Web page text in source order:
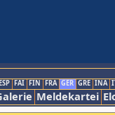
FAI FIN FRA GER GRE INA
Meldekartei